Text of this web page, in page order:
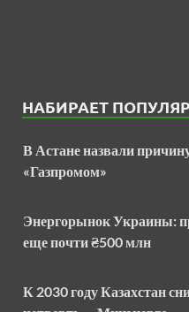
НАБИРАЕТ
В Астане назвали
«Газпромом»
Энергорынок Украины:
еще почти ₴500 млн
К 2030 году Казахстан